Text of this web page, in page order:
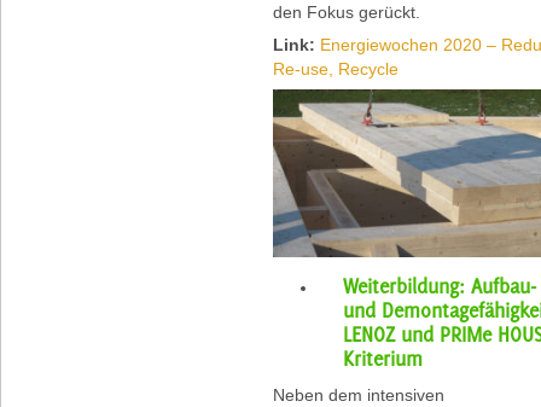
den Fokus gerückt.
Link: Energiewochen 2020 –
Re-use, Recycle
Weiterbildung: Aufbau-
und
LENOZ und PRIMe
Kriterium
Neben dem intensiven